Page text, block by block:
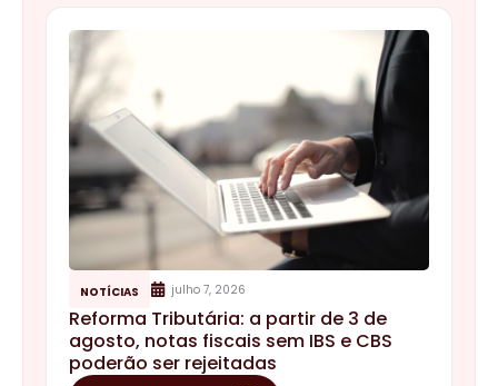
NOTÍCIAS julho 7, 2026
Reforma Tributária: a partir de 3 de
agosto, notas fiscais sem IBS e CBS
poderão ser rejeitadas